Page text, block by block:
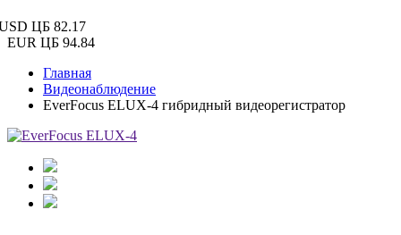
ЦБ 82.17
EUR ЦБ 94.84
Главная
Видеонаблюдение
EverFocus ELUX-4 гибридный видеорегистратор